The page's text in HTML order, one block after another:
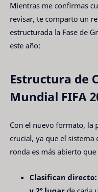
Mientras me confirmas
revisar, te comparto un
estructurada la Fase de
este año:
Estructura de
Mundial FIFA
Con el nuevo formato, la
crucial, ya que el sistema
ronda es más abierto
Clasifican directo: